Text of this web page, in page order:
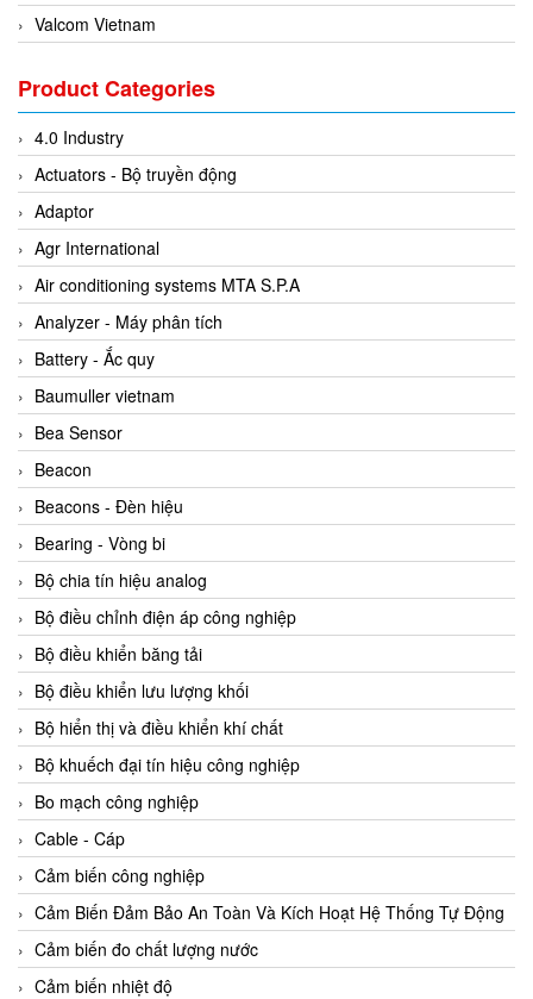
Valcom Vietnam
3CTEST Vietnam
4B VietNam Vietnam
ABB Vietnam
AC Infinity Vietnam
AC&E Telecommunications
AC&T Vietnam
Accepta Vietnam
ACCUMAC Vietnam
AccuWeb Vietnam
Acey
ACOEM Vietnam
ADCA Vietnam
ADFweb Vietnam
Adler Vietnam
Ados Vietnam
Advanced Energy Vietnam
Advantech Vietnam
Agate Vietnam
AGR International Vietnam
Aichi Tokei Denki Vietnam
Aii Vietnam
AIKOH
AINUO Vietnam
AIR MAJOR
Aira Euro Automation
Product Categories
4.0 Industry
Actuators - Bộ truyền động
Adaptor
Agr International
Air conditioning systems MTA S.P.A
Analyzer - Máy phân tích
Battery - Ắc quy
Baumuller vietnam
Bea Sensor
Beacon
Beacons - Đèn hiệu
Bearing - Vòng bi
Bộ chia tín hiệu analog
Bộ điều chỉnh điện áp công nghiệp
Bộ điều khiển băng tải
Bộ điều khiển lưu lượng khối
Bộ hiển thị và điều khiển khí chất
Bộ khuếch đại tín hiệu công nghiệp
Bo mạch công nghiệp
Cable - Cáp
Cảm biến công nghiệp
Cảm Biến Đảm Bảo An Toàn Và Kích Hoạt Hệ Thống Tự Động
Cảm biến đo chất lượng nước
Cảm biến nhiệt độ